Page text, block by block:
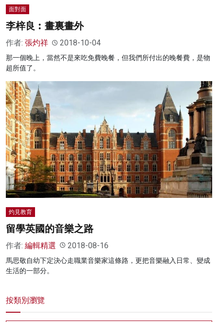
面對面
李梓良︰畫裏畫外
作者: 張灼祥 2018-10-04
那一個晚上，當然不是來吃免費晚餐，但我們所付出的晚餐費，是物
超所值了。
灼見教育
留學英國的音樂之路
作者: 編輯精選 2018-08-16
馬思敬自幼下定決心走職業音樂家這條路，更把音樂融入日常、變成
生活的一部分。
按類別瀏覽